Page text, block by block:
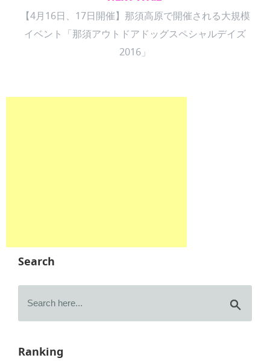
【4月16日、17日開催】那須高原で開催される大規模
イベント「那須アウトドアドッグスペシャルデイズ
2016」
Search
Ranking